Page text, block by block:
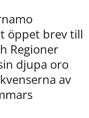
öppet brev till
Regioner
djupa oro
av